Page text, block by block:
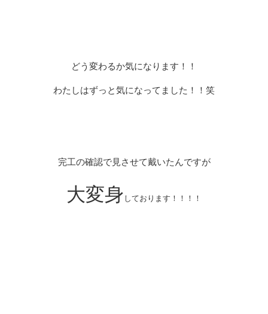
どう変わるか気になります！！
わたしはずっと気になってました！！笑
完工の確認で見させて戴いたんですが
大変身 しております！！！！